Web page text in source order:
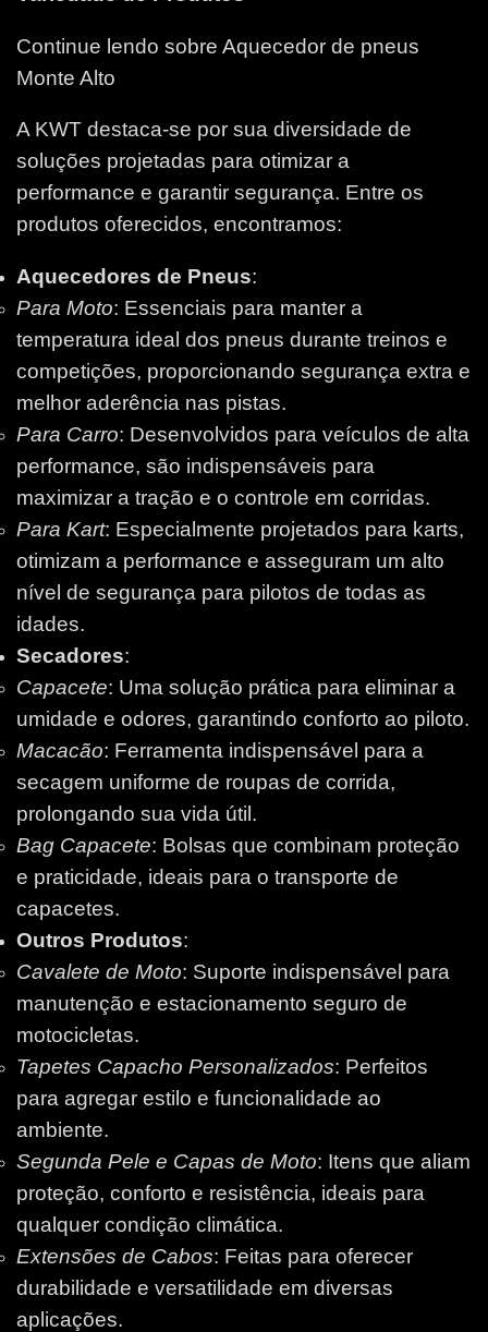
Continue lendo sobre Aquecedor de pneus
Monte Alto
A KWT destaca-se por sua diversidade de
soluções projetadas para otimizar a
performance e garantir segurança. Entre os
produtos oferecidos, encontramos:
Aquecedores de Pneus:
Para Moto: Essenciais para manter a
temperatura ideal dos pneus durante treinos e
competições, proporcionando segurança extra e
melhor aderência nas pistas.
Para Carro: Desenvolvidos para veículos de alta
performance, são indispensáveis para
maximizar a tração e o controle em corridas.
Para Kart: Especialmente projetados para karts,
otimizam a performance e asseguram um alto
nível de segurança para pilotos de todas as
idades.
Secadores:
Capacete: Uma solução prática para eliminar a
umidade e odores, garantindo conforto ao piloto.
Macacão: Ferramenta indispensável para a
secagem uniforme de roupas de corrida,
prolongando sua vida útil.
Bag Capacete: Bolsas que combinam proteção
e praticidade, ideais para o transporte de
capacetes.
Outros Produtos:
Cavalete de Moto: Suporte indispensável para
manutenção e estacionamento seguro de
motocicletas.
Tapetes Capacho Personalizados: Perfeitos
para agregar estilo e funcionalidade ao
ambiente.
Segunda Pele e Capas de Moto: Itens que aliam
proteção, conforto e resistência, ideais para
qualquer condição climática.
Extensões de Cabos: Feitas para oferecer
durabilidade e versatilidade em diversas
aplicações.